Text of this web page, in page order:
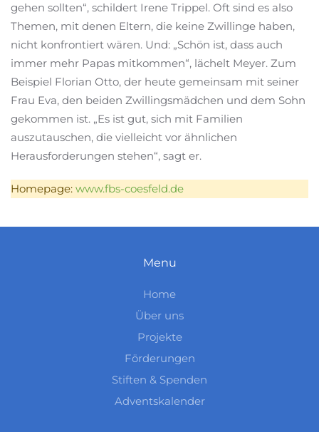
gehen sollten“, schildert Irene Trippel. Oft sind es also
Themen, mit denen Eltern, die keine Zwillinge haben,
nicht konfrontiert wären. Und: „Schön ist, dass auch
immer mehr Papas mitkommen“, lächelt Meyer. Zum
Beispiel Florian Otto, der heute gemeinsam mit seiner
Frau Eva, den beiden Zwillingsmädchen und dem Sohn
gekommen ist. „Es ist gut, sich mit Familien
auszutauschen, die vielleicht vor ähnlichen
Herausforderungen stehen“, sagt er.
Homepage: www.fbs-coesfeld.de
Menu
Home
Über uns
Projekte
Förderungen
Stiften & Spenden
Adventskalender